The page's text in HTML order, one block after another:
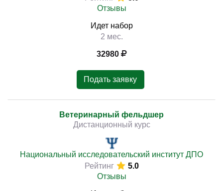
Отзывы
Идет набор
2 мес.
32980
Подать заявку
Ветеринарный фельдшер
Дистанционный курс
Национальный исследовательский институт ДПО
Рейтинг
5.0
Отзывы